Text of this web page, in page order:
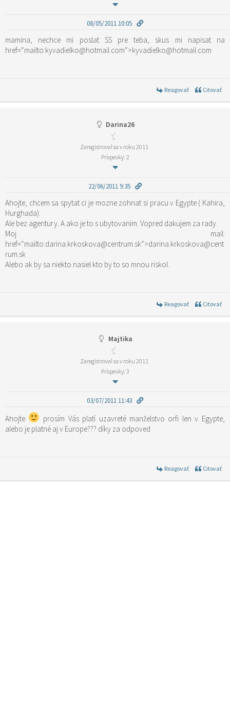
08/05/2011 10:05
mamina, nechce mi poslat SS pre teba, skus mi napisat na
href=“mailto:kyvadielko@hotmail.com“>kyvadielko@hotmail.com
Reagovať Citovať
Darina26
Zaregistroval sa v roku 2011
Príspevky: 2
22/06/2011 9:35
Ahojte, chcem sa spytat ci je mozne zohnat si pracu v Egypte ( Kahira,
Hurghada).
Ale bez agentury. A ako je to s ubytovanim. Vopred dakujem za rady.
Moj mail:
href=“mailto:darina.krkoskova@centrum.sk“>darina.krkoskova@cent
rum.sk
Alebo ak by sa niekto nasiel kto by to so mnou riskol.
Reagovať Citovať
Majtika
Zaregistroval sa v roku 2011
Príspevky: 3
03/07/2011 11:43
Ahojte
prosím Vás platí uzavreté manželstvo orfi len v Egypte,
alebo je platné aj v Europe??? díky za odpoved
Reagovať Citovať